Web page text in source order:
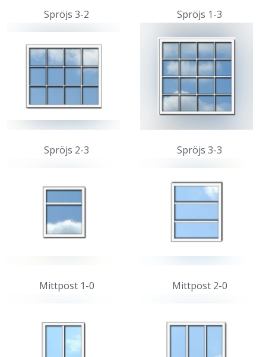
Spröjs 3-2 Spröjs 1-3
Spröjs 2-3 Spröjs 3-3
Mittpost 1-0 Mittpost 2-0